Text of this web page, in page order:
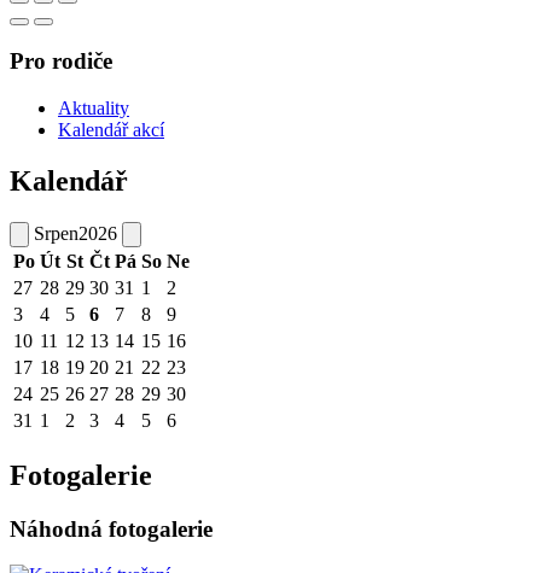
Pro rodiče
Aktuality
Kalendář akcí
Kalendář
Srpen2026
Po Út St Čt Pá So Ne
27 28 29 30 31 1
2
3
4 5 6 7 8
9
10 11 12 13 14 15 16
17 18 19 20 21 22 23
24 25 26 27 28 29 30
31 1 2 3 4 5 6
Fotogalerie
Náhodná fotogalerie